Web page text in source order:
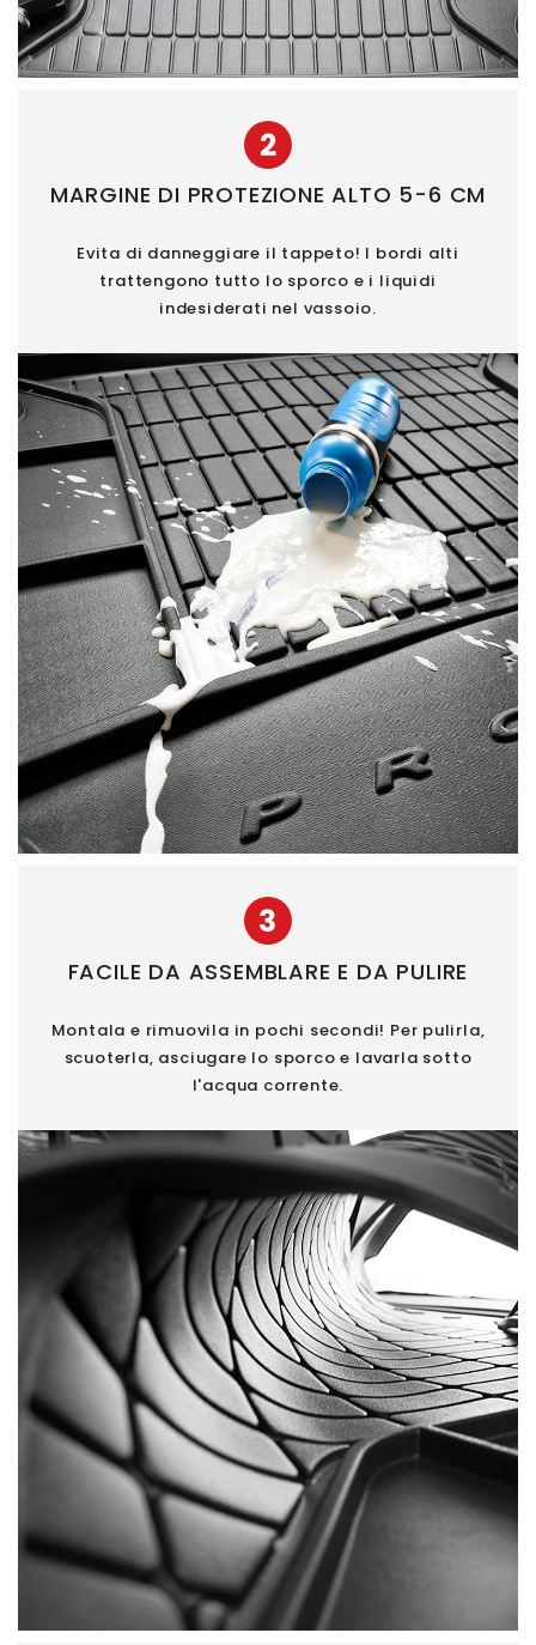
2
MARGINE DI PROTEZIONE ALTO 5-6 CM
Evita di danneggiare il tappeto! I bordi alti
trattengono tutto lo sporco e i liquidi
indesiderati nel vassoio.
3
FACILE DA ASSEMBLARE E DA PULIRE
Montala e rimuovila in pochi secondi! Per pulirla,
scuoterla, asciugare lo sporco e lavarla sotto
l'acqua corrente.